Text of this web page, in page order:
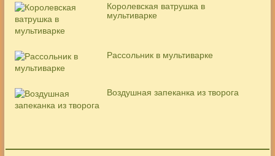
Королевская ватрушка в
мультиварке
Рассольник в мультиварке
Воздушная запеканка из творога